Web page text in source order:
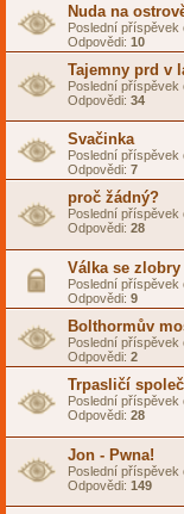
Nuda na
Poslední příspěvek
Odpovědi: 10
Tajemny prd v
Poslední příspěvek
Odpovědi: 34
Svačinka
Poslední příspěvek
Odpovědi: 7
proč žádný?
Poslední příspěvek
Odpovědi: 28
Válka se zlobry
Poslední příspěvek
Odpovědi: 9
Bolthormův
Poslední příspěvek
Odpovědi: 2
Trpasličí
Poslední příspěvek
Odpovědi: 28
Jon - Pwna!
Poslední příspěvek
Odpovědi: 149